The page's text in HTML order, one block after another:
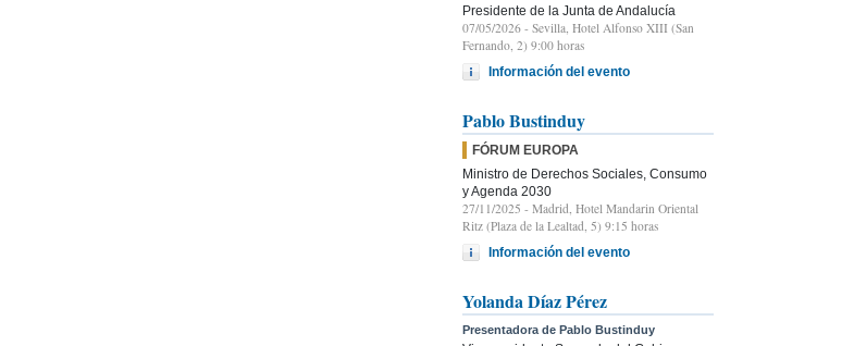
Presidente de la Junta de Andalucía
07/05/2026 - Sevilla, Hotel Alfonso XIII (San
Fernando, 2) 9:00 horas
Información del evento
Pablo Bustinduy
FÓRUM EUROPA
Ministro de Derechos Sociales, Consumo
y Agenda 2030
27/11/2025 - Madrid, Hotel Mandarin Oriental
Ritz (Plaza de la Lealtad, 5) 9:15 horas
Información del evento
Yolanda Díaz Pérez
Presentadora de Pablo Bustinduy